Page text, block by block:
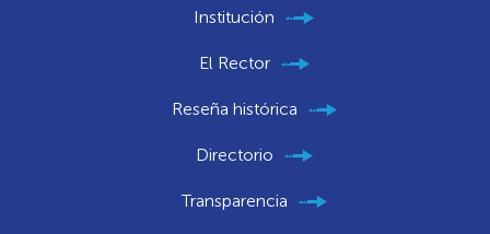
Institución
El Rector
Reseña histórica
Directorio
Transparencia